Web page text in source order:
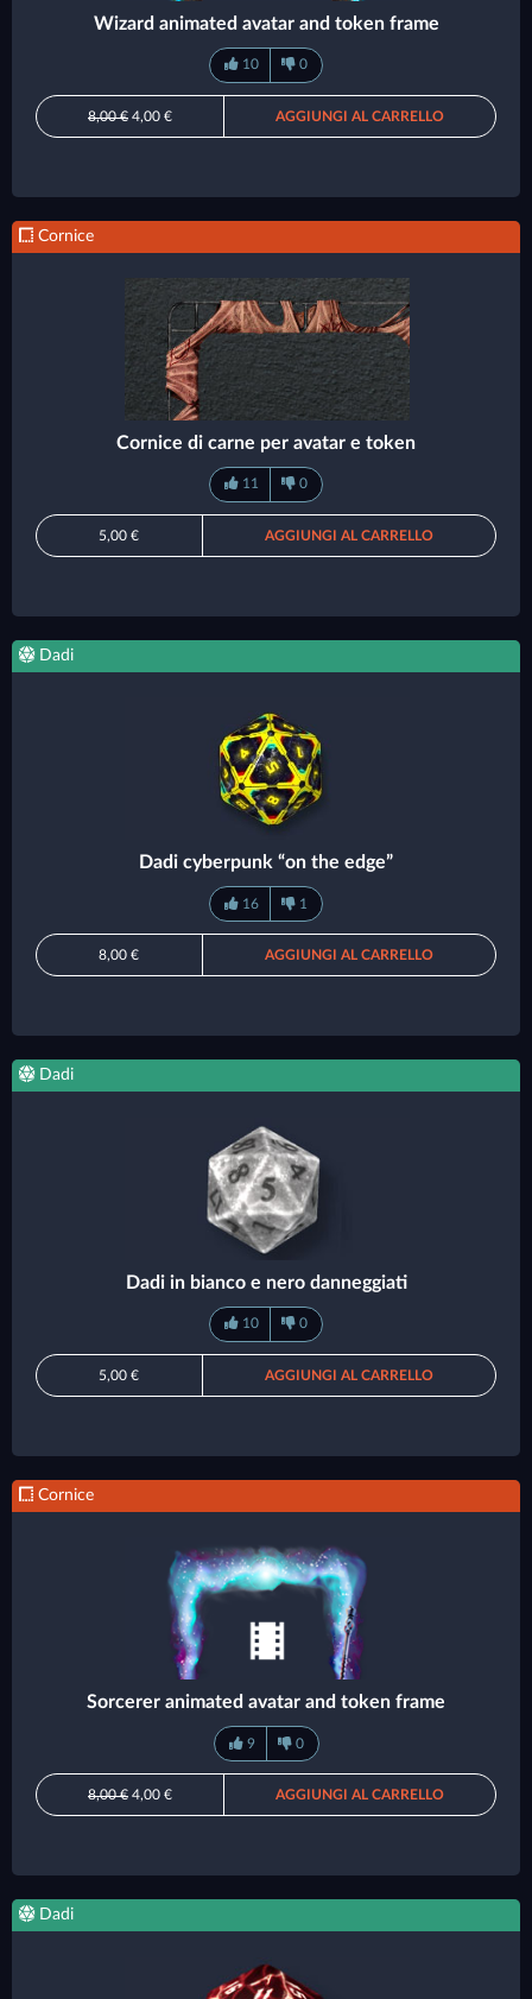
Wizard animated avatar and token frame
10 0
8,00 € 4,00 € AGGIUNGI AL CARRELLO
Cornice
Cornice di carne per avatar e token
11 0
5,00 € AGGIUNGI AL CARRELLO
Dadi
Dadi cyberpunk “on the edge”
16 1
8,00 € AGGIUNGI AL CARRELLO
Dadi
Dadi in bianco e nero danneggiati
10 0
5,00 € AGGIUNGI AL CARRELLO
Cornice
Sorcerer animated avatar and token frame
9 0
8,00 € 4,00 € AGGIUNGI AL CARRELLO
Dadi